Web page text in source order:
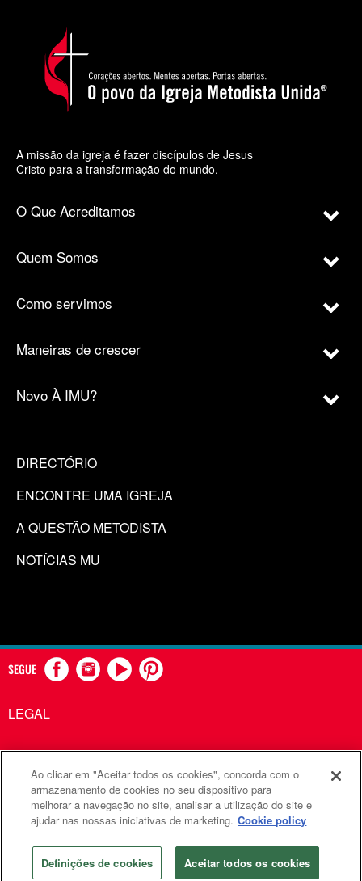
A missão da igreja é fazer discípulos de Jesus
Cristo para a transformação do mundo.
O Que Acreditamos
Quem Somos
Como servimos
Maneiras de crescer
Novo À IMU?
DIRECTÓRIO
ENCONTRE UMA IGREJA
A QUESTÃO METODISTA
NOTÍCIAS MU
SEGUE
LEGAL
Comunicações Metodistas Unidas é uma agência da Igreja
Metodista Unida
©2026 Comunicações Metodistas Unidas. Todos os direitos
reservados
Ao clicar em "Aceitar todos os cookies", concorda com o
armazenamento de cookies no seu dispositivo para
melhorar a navegação no site, analisar a utilização do site e
ajudar nas nossas iniciativas de marketing. Cookie policy
Definições de cookies Aceitar todos os cookies